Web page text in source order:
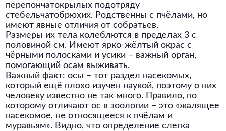
перепончатокрылых подотряду
стебельчатобрюхих. Родственны с пчёлами, но
имеют явные отличия от собратьев.
Размеры их тела колеблются в пределах 3 с
половиной см. Имеют ярко-жёлтый окрас с
чёрными полосками и усики – важный орган,
помогающий осам выживать.
Важный факт: осы – тот раздел насекомых,
который ещё плохо изучен наукой, поэтому о них
человеку известно не так много. Правило, по
которому отличают ос в зоологии – это «жалящее
насекомое, не относящееся к пчёлам и
муравьям». Видно, что определение слегка